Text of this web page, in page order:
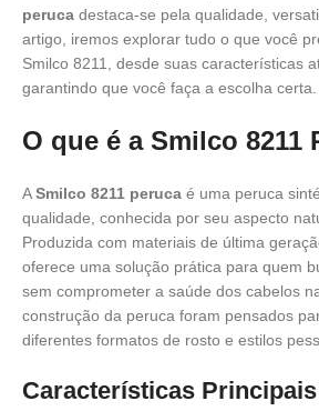
peruca destaca-se pela qualidade,
artigo, iremos explorar tudo o que você
Smilco 8211, desde suas características
garantindo que você faça a escolha certa.
O que é a Smilco 8211
ASmilco 8211 peruca é uma peruca
qualidade, conhecida por seu aspecto
Produzida com materiais de última
oferece uma solução prática para quem
sem comprometer a saúde dos cabelos
construção da peruca foram pensados
diferentes formatos de rosto e estilos
Características Principais